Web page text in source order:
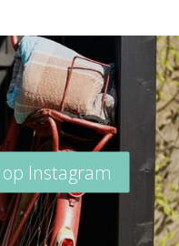
Instagram